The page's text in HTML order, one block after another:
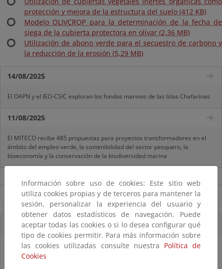
protección y mejora de la estructura del suelo (412 KB)
Modelo OLIVCROP para la determinación de la fecha de
siega de la cubierta protectora en olivar (2,36 MB)
Utilización de abono verde para el secuestro de carbono y
la reducción de la erosión (5,29 MB)
14/08/2025
El OAPN y el IEO-CSIC exploran los fondos marinos de las Islas Chafarinas
11/08/2025
El MITECO recibe 485 propuestas para proyectos transformadores en el
ámbito del empleo verde, la sostenibilidad del sector pesquero, la
bioeconomía y la conservación de la biodiversidad marina
Ver todas las noticias
Accesos directos
Información sobre uso de cookies: Este sitio web
utiliza cookies propias y de terceros para mantener la
sesión, personalizar la experiencia del usuario y
obtener datos estadísticos de navegación. Puede
aceptar todas las cookies o si lo desea configurar qué
tipo de cookies permitir. Para más información sobre
las cookies utilizadas consulte nuestra Política de
Cookies